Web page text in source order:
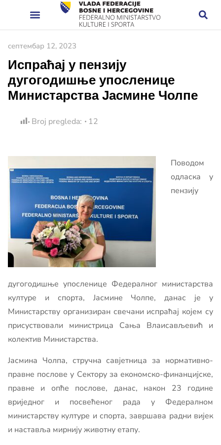
септембар 12, 2023
Испраћај у пензију
дугогодишње упосленице
Министарства Јасмине Чолпе
Broj pregleda: 12
Поводом
одласка у
пензију
дугогодишње упосленице Федералног министарства
културе и спорта, Јасмине Чолпе, данас је у
Министарству организиран свечани испраћај којем су
присуствовали министрица Сања Влаисављевић и
колектив Министарства.
Јасмина Чолпа, стручна савјетница за нормативно-
правне послове у Сектору за економско-финанцијске,
правне и опће послове, данас, након 23 године
вриједног и посвећеног рада у Федералном
министарству културе и спорта, завршава радни вијек
и наставља мирнију животну етапу.